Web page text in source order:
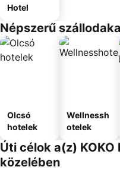
Hotel
Népszerű
Olcsó
hotelek
Wellnessh
otelek
Úti célok a(z) KOKO
közelében